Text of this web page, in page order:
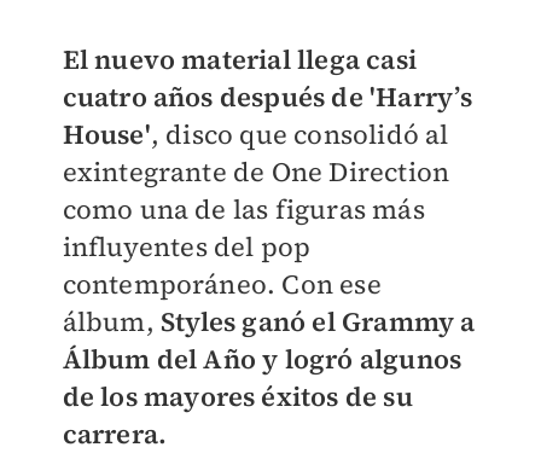
El nuevo material llega casi
cuatro años después de 'Harry’s
House', disco que consolidó al
exintegrante de One Direction
como una de las figuras más
influyentes del pop
contemporáneo. Con ese
álbum, Styles ganó el Grammy a
Álbum del Año y logró algunos
de los mayores éxitos de su
carrera.